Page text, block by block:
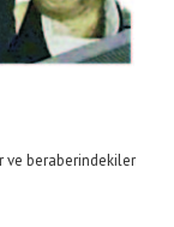
ve beraberindekiler